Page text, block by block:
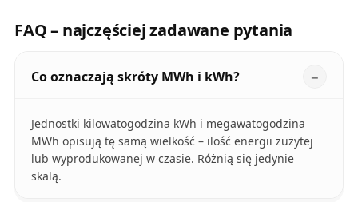
FAQ – najczęściej zadawane pytania
Co oznaczają skróty MWh i kWh?
Jednostki kilowatogodzina kWh i megawatogodzina
MWh opisują tę samą wielkość – ilość energii zużytej
lub wyprodukowanej w czasie. Różnią się jedynie
skalą.